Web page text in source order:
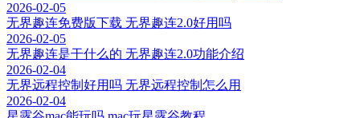
2026-02-05
无界趣连免费版下载 无界趣连2.0好用吗
2026-02-05
无界趣连是干什么的 无界趣连2.0功能介绍
2026-02-04
无界远程控制好用吗 无界远程控制怎么用
2026-02-04